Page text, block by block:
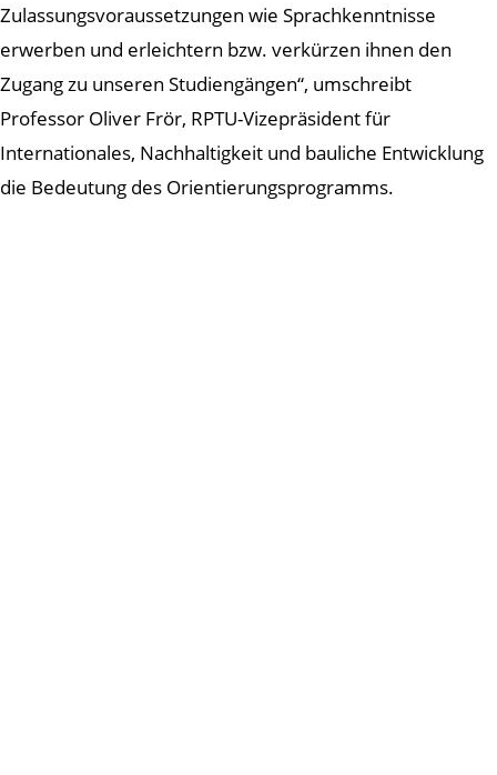
Zulassungsvoraussetzungen wie Sprachkenntnisse
erwerben und erleichtern bzw. verkürzen ihnen den
Zugang zu unseren Studiengängen“, umschreibt
Professor Oliver Frör, RPTU-Vizepräsident für
Internationales, Nachhaltigkeit und bauliche Entwicklung
die Bedeutung des Orientierungsprogramms.